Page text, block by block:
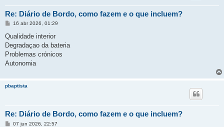
Re: Diário de Bordo, como fazem e o que incluem?
M
n
a
g
m
16 abr 2026, 01:29
Qualidade interior
Degradaçao da bateria
Problemas crónicos
Autonomia
pbaptista
Re: Diário de Bordo, como fazem e o que incluem?
M07 jun 2026, 22:57